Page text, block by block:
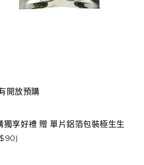
開放預購
獨享好禮 贈 單片鋁箔包裝極生生